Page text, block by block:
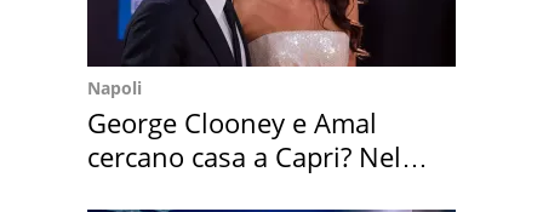
Napoli
George Clooney e Amal
cercano casa a Capri? Nel